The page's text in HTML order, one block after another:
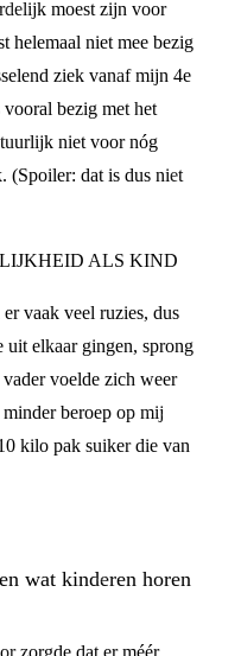
moest zijn voor
helemaal niet mee bezig
ziek vanaf mijn 4e
bezig met het
niet voor nóg
(Spoiler: dat is dus niet
ALS KIND
vaak veel ruzies, dus
uit elkaar gingen, sprong
voelde zich weer
beroep op mij
kilo pak suiker die van
wat kinderen horen